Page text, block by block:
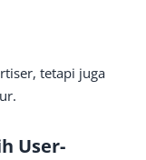
tetapi juga
User-